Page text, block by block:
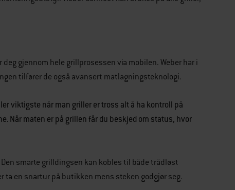
gjennom hele grillprosessen via mobilen. Weber har i
tilfører de også avansert matlagningsteknologi.
viktigste når man griller er tross alt å ha kontroll på
Når maten er på grillen får du beskjed om status, hvor
smarte grilldingsen kan kobles til både trådløst
en snartur på butikken mens steken godgjør seg.